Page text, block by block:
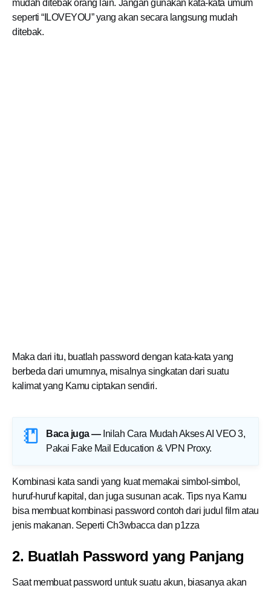
mudah ditebak orang lain. Jangan gunakan kata-kata umum
seperti “ILOVEYOU” yang akan secara langsung mudah
ditebak.
Maka dari itu, buatlah password dengan kata-kata yang
berbeda dari umumnya, misalnya singkatan dari suatu
kalimat yang Kamuciptakan sendiri.
Baca juga — Inilah Cara Mudah Akses AI VEO 3,
Pakai Fake Mail Education & VPN Proxy.
Kombinasi kata sandi yang kuat memakai simbol-simbol,
huruf-huruf kapital, dan juga susunan acak. Tips nya Kamu
bisa membuat kombinasi password contoh dari judul film atau
jenis makanan. Seperti Ch3wbacca dan p1zza
2. Buatlah Password yang Panjang
Saat membuat password untuk suatu akun, biasanya akan